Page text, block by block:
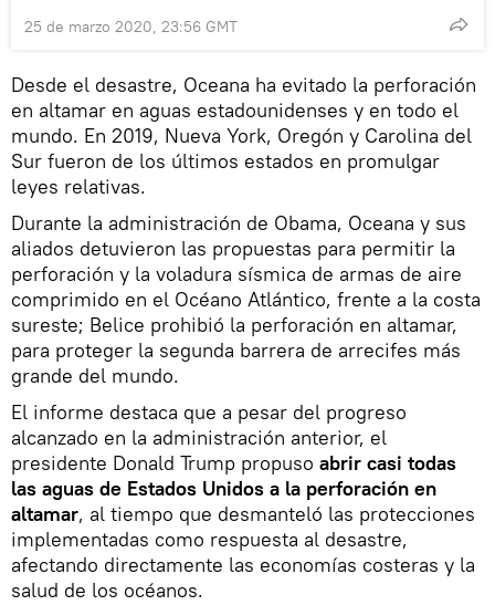
25 de marzo 2020, 23:56 GMT
Desde el desastre, Oceana ha evitado la perforación
en altamar en aguas estadounidenses y en todo el
mundo. En 2019, Nueva York, Oregón y Carolina del
Sur fueron de los últimos estados en promulgar
leyes relativas.
Durante la administración de Obama, Oceana y sus
aliados detuvieron las propuestas para permitir la
perforación y la voladura sísmica de armas de aire
comprimido en el Océano Atlántico, frente a la costa
sureste; Belice prohibió la perforación en altamar,
para proteger la segunda barrera de arrecifes más
grande del mundo.
El informe destaca que a pesar del progreso
alcanzado en la administración anterior, el
presidente Donald Trump propuso abrir casi todas
las aguas de Estados Unidos a la perforación en
altamar, al tiempo que desmanteló las protecciones
implementadas como respuesta al desastre,
afectando directamente las economías costeras y la
salud de los océanos.